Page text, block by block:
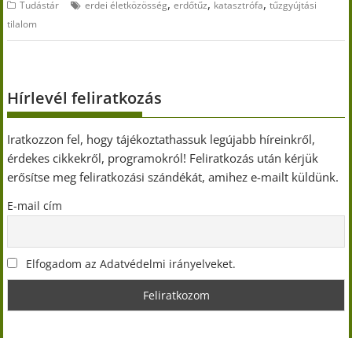
Tudástár erdei életközösség,erdőtűz, katasztrófa,tűzgyújtási
tilalom
Hírlevél feliratkozás
Iratkozzon fel, hogy tájékoztathassuk legújabb híreinkről,
érdekes cikkekről, programokról! Feliratkozás után kérjük
erősítse meg feliratkozási szándékát, amihez e-mailt küldünk.
E-mail cím
Elfogadom az Adatvédelmi irányelveket.